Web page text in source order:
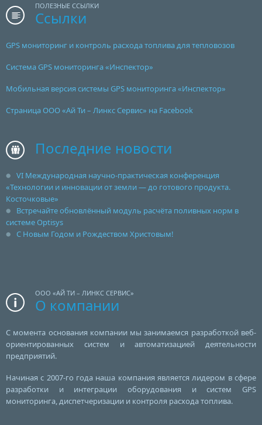
ПОЛЕЗНЫЕ ССЫЛКИ
Ссылки
GPS мониторинг и контроль расхода топлива для тепловозов
Система GPS мониторинга «Инспектор»
Мобильная версия системы GPS мониторинга «Инспектор»
Страница ООО «Ай Ти – Линкс Сервис» на Facebook
Последние новости
VI Международная научно-практическая конференция
«Технологии и инновации от земли — до готового продукта.
Косточковые»
Встречайте обновлённый модуль расчёта поливных норм в
системе Optisys
С Новым Годом и Рождеством Христовым!
ООО «АЙ ТИ – ЛИНКС СЕРВИС»
О компании
С момента основания компании мы занимаемся разработкой веб-
ориентированных систем и автоматизацией деятельности
предприятий.
Начиная с 2007-го года наша компания является лидером в сфере
разработки и интеграции оборудования и систем GPS
мониторинга, диспетчеризации и контроля расхода топлива.